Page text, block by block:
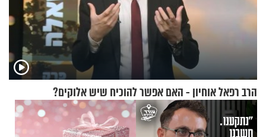
הרב רפאל אוחיון - האם אפשר להוכיח שיש אלוקים?